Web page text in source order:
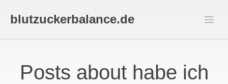
blutzuckerbalance.de
Posts about habe ich